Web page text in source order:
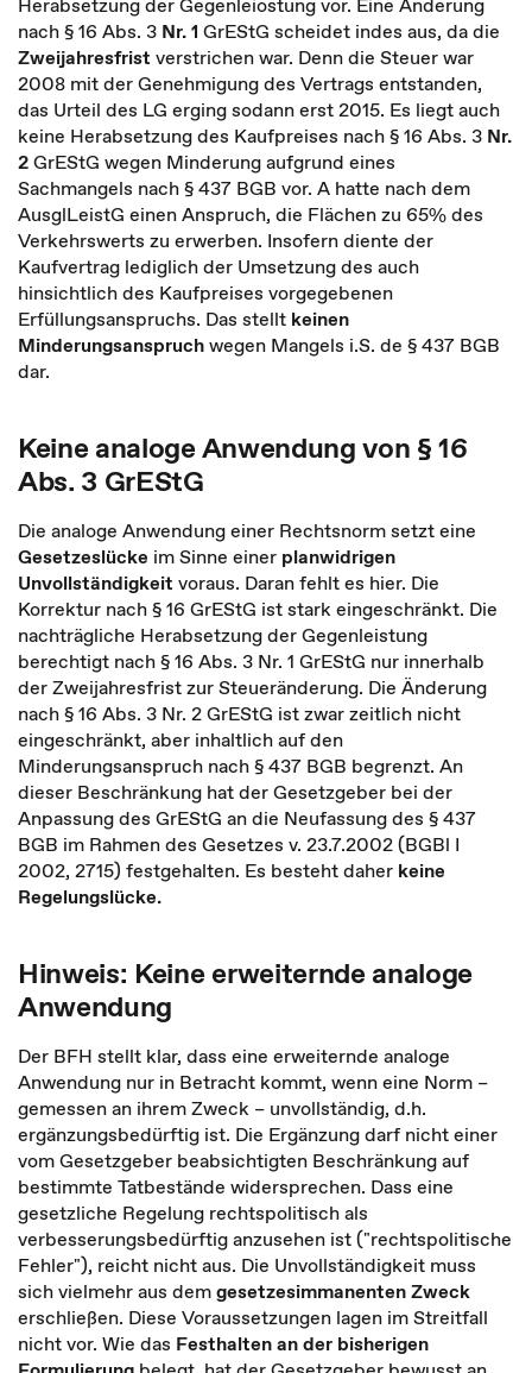
nach § 16 Abs. 3 Nr. 1 GrEStG scheidet indes aus, da die
Zweijahresfrist verstrichen war. Denn die Steuer war
2008 mit der Genehmigung des Vertrags entstanden,
das Urteil des LG erging sodann erst 2015. Es liegt auch
keine Herabsetzung des Kaufpreises nach § 16 Abs. 3 Nr.
2GrEStG wegen Minderung aufgrund eines
Sachmangels nach § 437 BGB vor. A hatte nach dem
AusglLeistG einen Anspruch, die Flächen zu 65% des
Verkehrswerts zu erwerben. Insofern diente der
Kaufvertrag lediglich der Umsetzung des auch
hinsichtlich des Kaufpreises vorgegebenen
Erfüllungsanspruchs. Das stellt keinen
Minderungsanspruchwegen Mangels i.S. de § 437 BGB
dar.
Keine analoge Anwendung von § 16
Abs. 3 GrEStG
Die analoge Anwendung einer Rechtsnorm setzt eine
Gesetzeslücke im Sinne einer planwidrigen
Unvollständigkeit voraus. Daran fehlt es hier. Die
Korrektur nach § 16 GrEStG ist stark eingeschränkt. Die
nachträgliche Herabsetzung der Gegenleistung
berechtigt nach § 16 Abs. 3 Nr. 1 GrEStG nur innerhalb
der Zweijahresfrist zur Steueränderung. Die Änderung
nach § 16 Abs. 3 Nr. 2 GrEStG ist zwar zeitlich nicht
eingeschränkt, aber inhaltlich auf den
Minderungsanspruch nach § 437 BGB begrenzt. An
dieser Beschränkung hat der Gesetzgeber bei der
Anpassung des GrEStG an die Neufassung des § 437
BGB im Rahmen des Gesetzes v. 23.7.2002 (BGBl I
2002, 2715) festgehalten. Es besteht daher keine
Regelungslücke.
Hinweis: Keine erweiternde analoge
Anwendung
Der BFH stellt klar, dass eine erweiternde analoge
Anwendung nur in Betracht kommt, wenn eine Norm –
gemessen an ihrem Zweck – unvollständig, d.h.
ergänzungsbedürftig ist. Die Ergänzung darf nicht einer
vom Gesetzgeber beabsichtigten Beschränkung auf
bestimmte Tatbestände widersprechen. Dass eine
gesetzliche Regelung rechtspolitisch als
verbesserungsbedürftig anzusehen ist ("rechtspolitische
Fehler"), reicht nicht aus. Die Unvollständigkeit muss
sich vielmehr aus demgesetzesimmanenten Zweck
erschließen. Diese Voraussetzungen lagen im Streitfall
nicht vor. Wie das Festhalten an der bisherigen